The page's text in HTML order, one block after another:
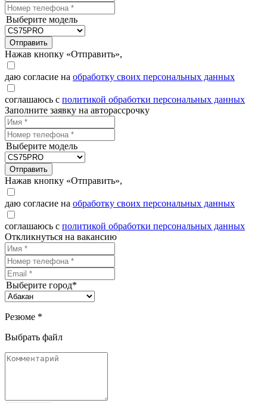
Выберите модель
Отправить
Нажав кнопку «Отправить»,
даю согласие на обработку своих персональных данных
соглашаюсь с политикой обработки персональных данных
Заполните заявку на авторассрочку
Выберите модель
Отправить
Нажав кнопку «Отправить»,
даю согласие на обработку своих персональных данных
соглашаюсь с политикой обработки персональных данных
Откликнуться на вакансию
Выберите город*
Резюме *
Выбрать файл